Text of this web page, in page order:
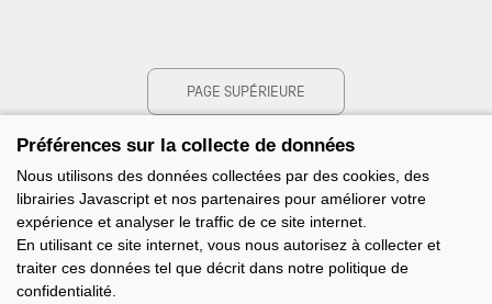
PAGE SUPÉRIEURE
Préférences sur la collecte de données
Nous utilisons des données collectées par des cookies, des
librairies Javascript et nos partenaires pour améliorer votre
expérience et analyser le traffic de ce site internet.
En utilisant ce site internet, vous nous autorisez à collecter et
traiter ces données tel que décrit dans notre politique de
confidentialité.